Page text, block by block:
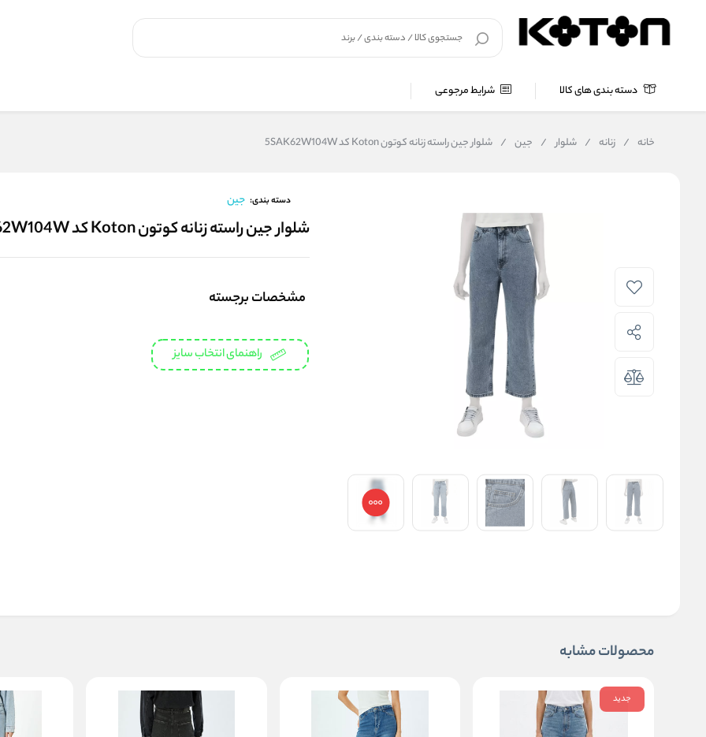
دسته بندی های کالا شرایط مرجوعی
خانه / زنانه / شلوار / جین / شلوار جین راسته زنانه کوتون Koton کد 5SAK62W104W
دسته بندی: جین
شلوار جین راسته زنانه کوتون Koton کد 5SAK62W104W
مشخصات برجسته
راهنمای انتخاب سایز
محصولات مشابه
جدید